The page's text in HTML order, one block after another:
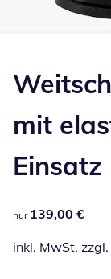
mit
Einsatz
139,00 €
nur 139,00 €
inkl. MwSt. zzgl.